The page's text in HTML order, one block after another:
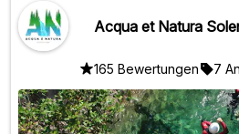
Acqua et Natura
165 Bewertungen 7